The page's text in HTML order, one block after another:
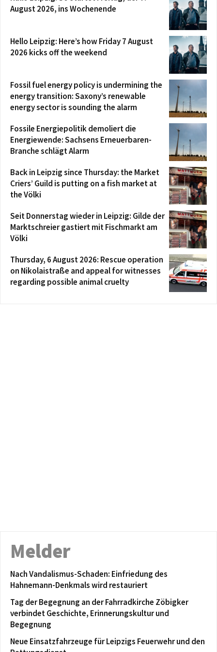
August 2026, ins Wochenende
Hello Leipzig: Here’s how Friday 7 August
2026 kicks off the weekend
Fossil fuel energy policy is undermining the
energy transition: Saxony’s renewable
energy sector is sounding the alarm
Fossile Energiepolitik demoliert die
Energiewende: Sachsens Erneuerbaren-
Branche schlägt Alarm
Back in Leipzig since Thursday: the Market
Criers’ Guild is putting on a fish market at
the Völki
Seit Donnerstag wieder in Leipzig: Gilde der
Marktschreier gastiert mit Fischmarkt am
Völki
Thursday, 6 August 2026: Rescue operation
on Nikolaistraße and appeal for witnesses
regarding possible animal cruelty
Melder
Nach Vandalismus-Schaden: Einfriedung des
Hahnemann-Denkmals wird restauriert
Tag der Begegnung an der Fahrradkirche Zöbigker
verbindet Geschichte, Erinnerungskultur und
Begegnung
Neue Einsatzfahrzeuge für Leipzigs Feuerwehr und den